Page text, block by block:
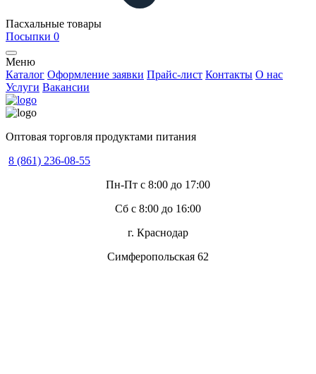
Пасхальные товары
Посыпки 0
Меню
Каталог Оформление заявки Прайс-лист Контакты О нас
Услуги Вакансии
Оптовая торговля продуктами питания
8 (861) 236-08-55
Пн-Пт с 8:00 до 17:00
Сб с 8:00 до 16:00
г. Краснодар
Симферопольская 62